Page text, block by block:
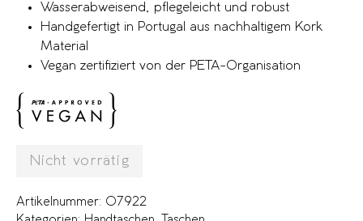
Wasserabweisend, pflegeleicht und robust
Handgefertigt in Portugal aus nachhaltigem Kork
Material
Vegan zertifiziert von der PETA-Organisation
Nicht vorrätig
Artikelnummer: 07922